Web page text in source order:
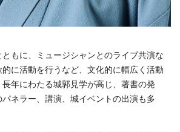
もに、ミュージシャンとのライブ共演な
に活動を行うなど、文化的に幅広く活動
長年にわたる城郭見学が高じ、著書の発
ネラー、講演、城イベントの出演も多